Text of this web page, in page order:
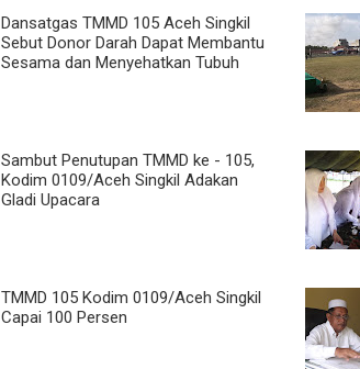
Dansatgas TMMD 105 Aceh Singkil
Sebut Donor Darah Dapat Membantu
Sesama dan Menyehatkan Tubuh
Sambut Penutupan TMMD ke - 105,
Kodim 0109/Aceh Singkil Adakan
Gladi Upacara
TMMD 105 Kodim 0109/Aceh Singkil
Capai 100 Persen